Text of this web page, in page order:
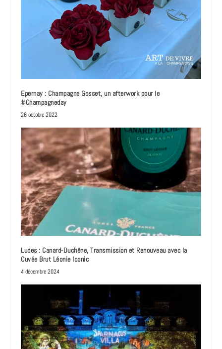
Epernay : Champagne Gosset, un afterwork pour le
#Champagneday
28 octobre 2022
Ludes : Canard-Duchêne, Transmission et Renouveau avec la
Cuvée Brut Léonie Iconic
4 décembre 2024